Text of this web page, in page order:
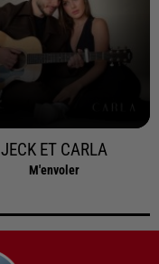
JECK ET CARLA
M'envoler